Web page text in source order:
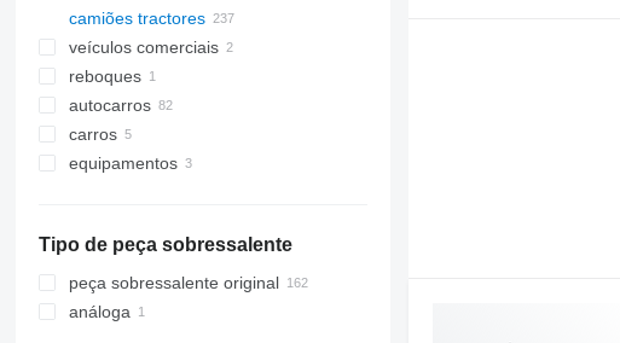
camiões tractores
veículos comerciais
reboques
autocarros
carros
equipamentos
gruas auxiliares
Tipo de peça sobressalente
peça sobressalente original
análoga